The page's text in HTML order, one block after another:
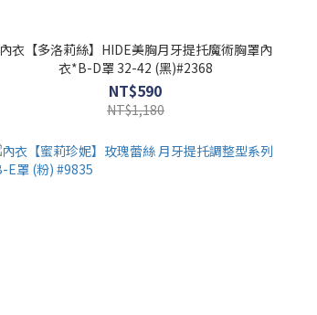
內衣【多洛莉絲】HIDE美胸月牙提托魔術胸罩內
衣*B-D罩 32-42 (黑)#2368
NT$590
NT$1,180